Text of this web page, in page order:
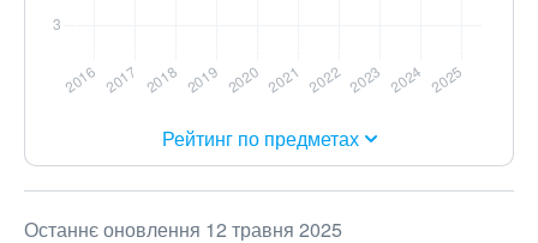
Рейтинг по предметах
Останнє оновлення 12 травня 2025